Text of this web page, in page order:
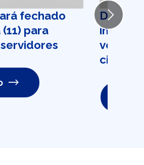
fechado
para
vez
cidadão
Next